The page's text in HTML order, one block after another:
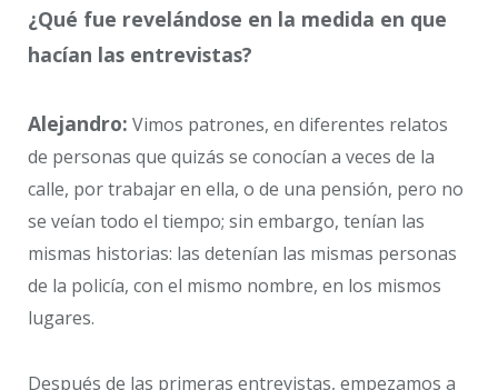
¿Qué fue revelándose en la medida en que
hacían las entrevistas?
Alejandro: Vimos patrones, en diferentes relatos
de personas que quizás se conocían a veces de la
calle, por trabajar en ella, o de una pensión, pero no
se veían todo el tiempo; sin embargo, tenían las
mismas historias: las detenían las mismas personas
de la policía, con el mismo nombre, en los mismos
lugares.
Después de las primeras entrevistas, empezamos a